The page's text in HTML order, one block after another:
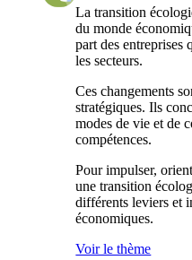
La transition
du monde
part des entreprises
les secteurs.
Ces changements
stratégiques. Ils
modes de vie et de
compétences.
Pour impulser,
une transition
différents leviers et
économiques.
Voir le thème